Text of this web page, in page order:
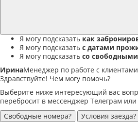
Я могу подсказать как
Я могу подсказать с датами
Я могу подсказать со
ИринаМенеджер по работе с клиентами
Здравствуйте! Чем могу помочь?
Выберите ниже интересующий вас
перебросит в мессенджер Телеграм или
Свободные номера?
Условия заезда?